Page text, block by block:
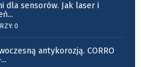
dla sensorów. Jak laser i
...
0
antykorozją. CORRO
...